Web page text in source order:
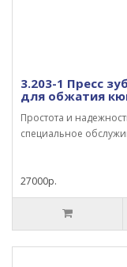
3.203-1 Пресс
для обжатия
Простота и
специальное
27000р.